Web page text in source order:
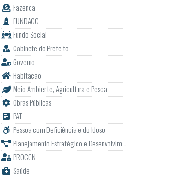
Fazenda
FUNDACC
Fundo Social
Gabinete do Prefeito
Governo
Habitação
Meio Ambiente, Agricultura e Pesca
Obras Públicas
PAT
Pessoa com Deficiência e do Idoso
Planejamento Estratégico e Desenvolvimento
PROCON
Saúde